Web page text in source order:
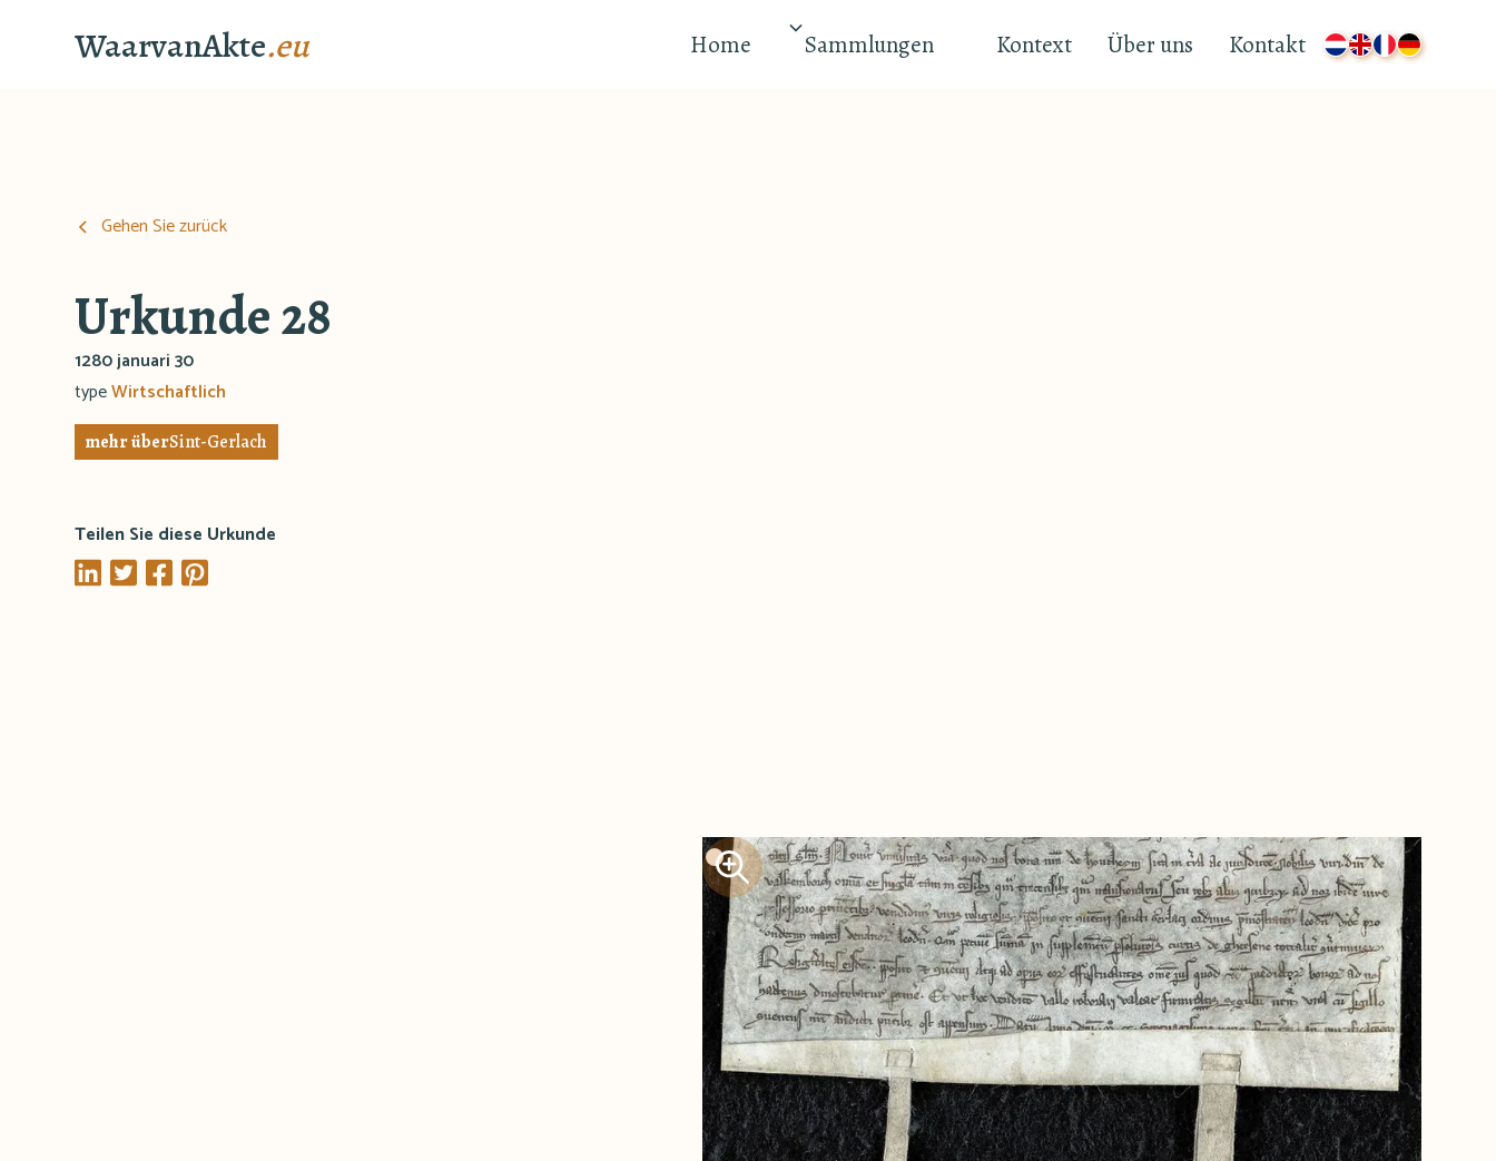
WaarvanAkte.eu Home Sammlungen Kontext Über uns Kontakt
Gehen Sie zurück
Urkunde 28
1280 januari 30
typeWirtschaftlich
mehr überSint-Gerlach
Teilen Sie diese Urkunde